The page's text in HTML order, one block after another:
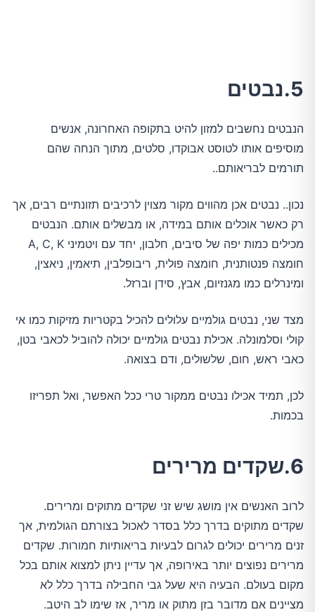
5.נבטים
הנבטים נחשבים למזון להיט בתקופה האחרונה, אנשים
מוסיפים אותו לטוסט אבוקדו, סלטים, מתוך הנחה שהם
תורמים לבריאותם..
נכון.. נבטים אכן מהווים מקור מצוין לרכיבים תזונתיים רבים, אך
רק כאשר אוכלים אותם במידה, או מבשלים אותם. הנבטים
מכילים כמות יפה של סיבים, חלבון, יחד עם ויטמיני A, C, K
חומצה פנטותנית, חומצה פולית, ריבופלבין, תיאמין, ניאצין,
ומינרלים כמו מגנזיום, אבץ, סידן וברזל.
מצד שני, נבטים גולמיים עלולים להכיל בקטריות מזיקות כמו אי
קולי וסלמונלה. אכילת נבטים גולמיים יכולה להוביל לכאבי בטן,
כאבי ראש, חום, שלשולים, ודם בצואה.
לכן, תמיד אכילו נבטים ממקור טרי ככל האפשר, ואל תפריזו
בכמות.
6.שקדים מרירים
לרוב האנשים אין מושג שיש זני שקדים מתוקים ומרירים.
שקדים מתוקים בדרך כלל בסדר לאכול בצורתם הגולמית, אך
זנים מרירים יכולים לגרום לבעיות בריאותיות חמורות. שקדים
מרירים נפוצים יותר באירופה, אך עדיין ניתן למצוא אותם בכל
מקום בעולם. הבעיה היא שעל גבי החבילה בדרך כלל לא
מציינים אם מדובר בזן מתוק או מריר, אז שימו לב היטב.